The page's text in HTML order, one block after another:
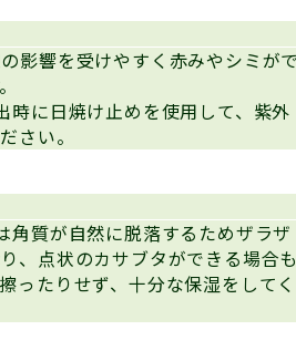
影響を受けやすく赤みやシミが
時に日焼け止めを使用して、紫外
さい。
角質が自然に脱落するためザラザ
、点状のカサブタができる場合
ったりせず、十分な保湿をしてく